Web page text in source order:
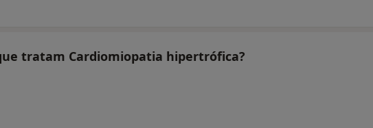
tratam Cardiomiopatia hipertrófica?